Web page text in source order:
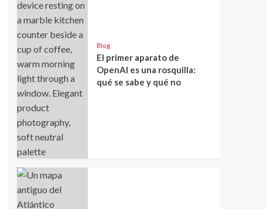
Blog
El primer aparato de
OpenAI es una rosquilla:
qué se sabe y qué no